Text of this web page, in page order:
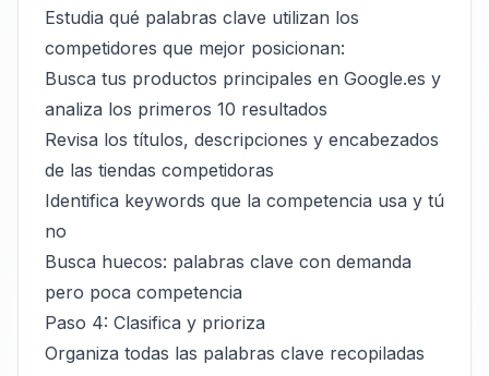
Estudia qué palabras clave utilizan los
competidores que mejor posicionan:
Busca tus productos principales en Google.es y
analiza los primeros 10 resultados
Revisa los títulos, descripciones y encabezados
de las tiendas competidoras
Identifica keywords que la competencia usa y tú
no
Busca huecos: palabras clave con demanda
pero poca competencia
Paso 4: Clasifica y prioriza
Organiza todas las palabras clave recopiladas